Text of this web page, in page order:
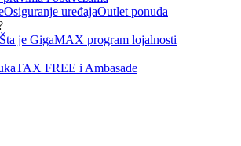
Osiguranje uređajaOutlet ponuda
Šta je GigaMAX program lojalnosti
TAX FREE i Ambasade